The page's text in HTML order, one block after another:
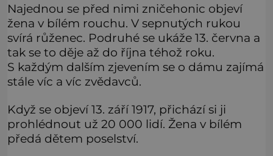
Najednou se před nimi zničehonic objeví
žena v bílém rouchu. V sepnutých rukou
svírá růženec. Podruhé se ukáže 13. června a
tak se to děje až do října téhož roku.
S každým dalším zjevením se o dámu zajímá
stále víc a víc zvědavců.
Když se objeví 13. září 1917, přichází si ji
prohlédnout už 20 000 lidí. Žena v bílém
předá dětem poselství.